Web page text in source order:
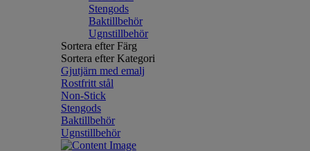
Stengods
Baktillbehör
Ugnstillbehör
Sortera efter Färg
Sortera efter Kategori
Gjutjärn med emalj
Rostfritt stål
Non-Stick
Stengods
Baktillbehör
Ugnstillbehör